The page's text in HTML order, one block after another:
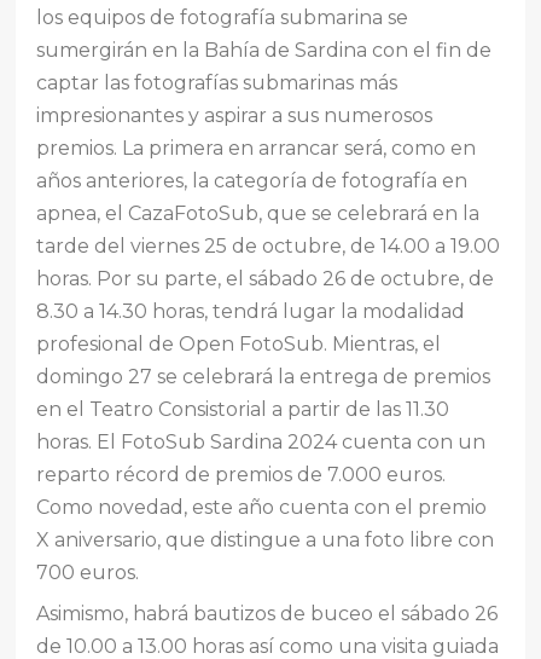
los equipos de fotografía submarina se
sumergirán en la Bahía de Sardina con el fin de
captar las fotografías submarinas más
impresionantes y aspirar a sus numerosos
premios. La primera en arrancar será, como en
años anteriores, la categoría de fotografía en
apnea, el CazaFotoSub, que se celebrará en la
tarde del viernes 25 de octubre, de 14.00 a 19.00
horas. Por su parte, el sábado 26 de octubre, de
8.30 a 14.30 horas, tendrá lugar la modalidad
profesional de Open FotoSub. Mientras, el
domingo 27 se celebrará la entrega de premios
en el Teatro Consistorial a partir de las 11.30
horas. El FotoSub Sardina 2024 cuenta con un
reparto récord de premios de 7.000 euros.
Como novedad, este año cuenta con el premio
X aniversario, que distingue a una foto libre con
700 euros.
Asimismo, habrá bautizos de buceo el sábado 26
de 10.00 a 13.00 horas así como una visita guiada